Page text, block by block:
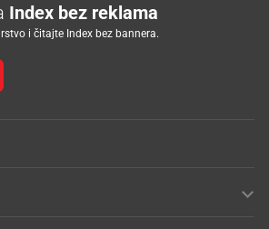
Index bez reklama
i čitajte Index bez bannera.